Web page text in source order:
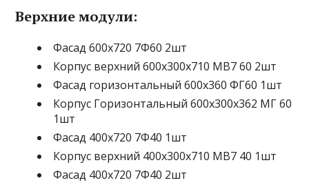
Верхние модули:
Фасад 600х720 7Ф60 2шт
Корпус верхний 600х300х710 МВ7 60 2шт
Фасад горизонтальный 600х360 ФГ60 1шт
Корпус Горизонтальный 600х300х362 МГ 60
1шт
Фасад 400х720 7Ф40 1шт
Корпус верхний 400х300х710 МВ7 40 1шт
Фасад 400х720 7Ф40 2шт